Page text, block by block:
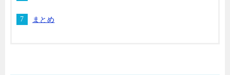
まとめ